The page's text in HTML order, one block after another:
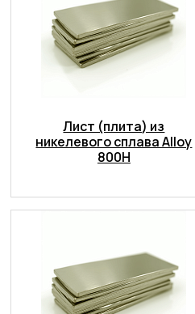
Лист (плита) из
никелевого сплава Alloy
800H